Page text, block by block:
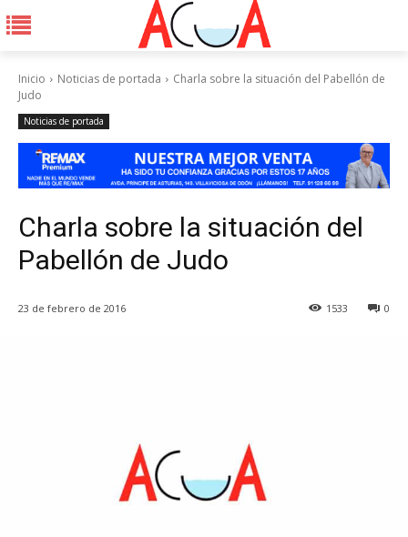
Inicio Noticias de portada
Charla sobre la situación del Pabellón de
Judo
Noticias de portada
Charla sobre la situación del
Pabellón de Judo
23 de febrero de 2016 0
1533